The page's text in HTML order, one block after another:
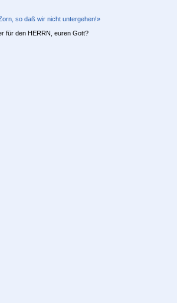
so daß wir nicht untergehen!»
für den HERRN, euren Gott?